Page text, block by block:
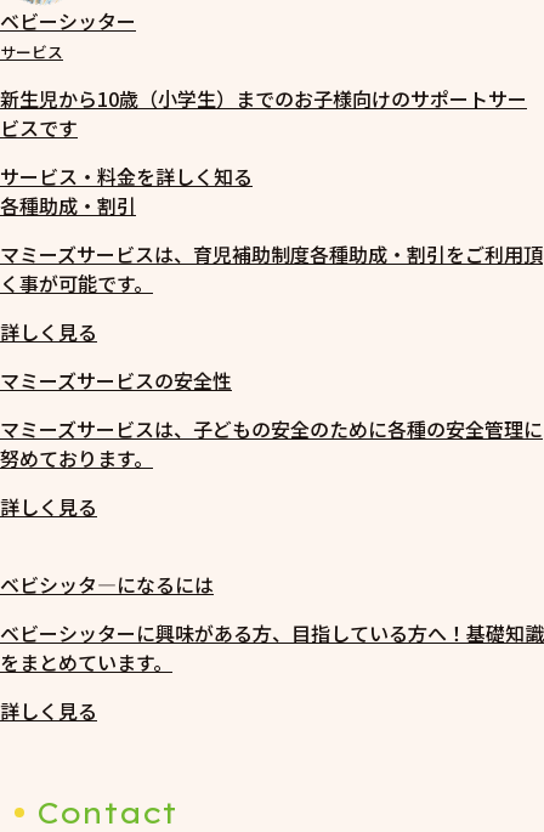
ベビーシッター
サービス
新生児から10歳（小学生）までのお子様向けのサポートサー
ビスです
サービス・料金を詳しく知る
各種助成・割引
マミーズサービスは、育児補助制度各種助成・割引をご利用頂
く事が可能です。
詳しく見る
マミーズサービスの安全性
マミーズサービスは、子どもの安全のために各種の安全管理に
努めております。
詳しく見る
ベビシッタ―になるには
ベビーシッターに興味がある方、目指している方へ！基礎知識
をまとめています。
詳しく見る
Contact